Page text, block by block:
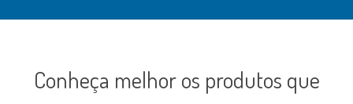
Conheça melhor os produtos que